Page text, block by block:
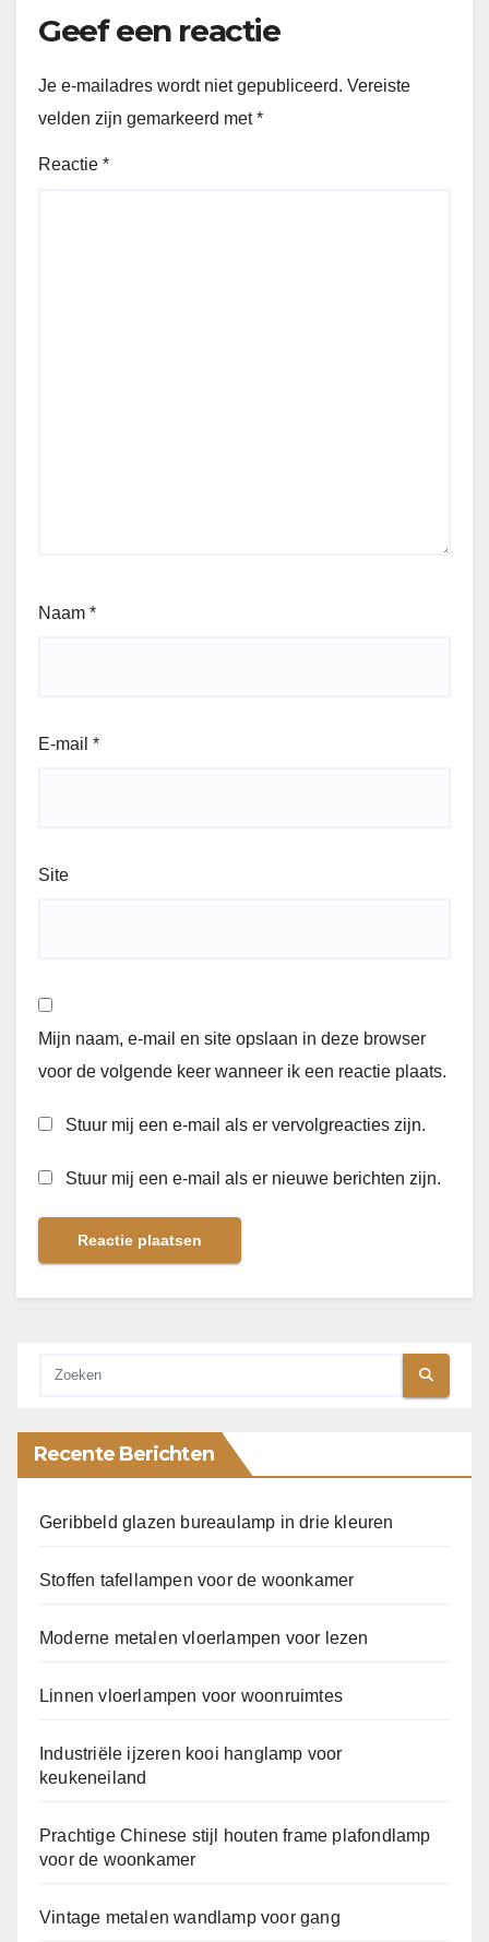
Geef een reactie
Je e-mailadres wordt niet gepubliceerd. Vereiste
velden zijn gemarkeerd met*
Reactie *
Naam *
E-mail *
Site
Mijn naam, e-mail en site opslaan in deze browser
voor de volgende keer wanneer ik een reactie plaats.
Stuur mij een e-mail als er vervolgreacties zijn.
Stuur mij een e-mail als er nieuwe berichten zijn.
Recente Berichten
Geribbeld glazen bureaulamp in drie kleuren
Stoffen tafellampen voor de woonkamer
Moderne metalen vloerlampen voor lezen
Linnen vloerlampen voor woonruimtes
Industriële ijzeren kooi hanglamp voor
keukeneiland
Prachtige Chinese stijl houten frame plafondlamp
voor de woonkamer
Vintage metalen wandlamp voor gang